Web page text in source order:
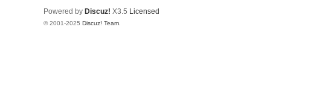
Powered by Discuz! X3.5 Licensed
© 2001-2025 Discuz! Team